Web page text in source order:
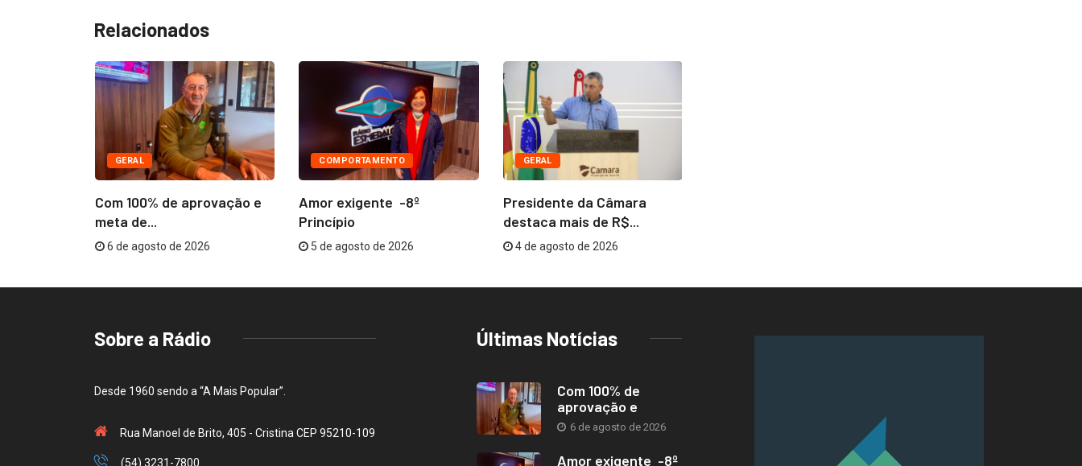
Relacionados
GERAL
Com 100% de aprovação e
meta de...
6 de agosto de 2026
COMPORTAMENTO
Amor exigente -8º
Princípio
5 de agosto de 2026
GERAL
Presidente da Câmara
destaca mais de R$...
4 de agosto de 2026
Sobre a Rádio
Desde 1960 sendo a “A Mais Popular”.
Rua Manoel de Brito, 405 - Cristina CEP 95210-109
(54) 3231-7800
Últimas Notícias
Com 100% de
aprovação e
6 de agosto de 2026
Amor exigente -8º